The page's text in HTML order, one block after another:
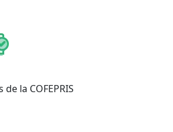
la COFEPRIS